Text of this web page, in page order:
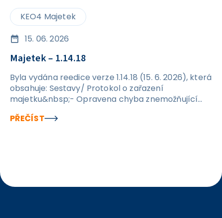
kontroly na formuláři JMHZ v případech, kdy
nejsou vyplněny údaje OIČ a ID PPV. Po opravě by
již nic nemělo bránit jejich ručnímu vyplnění přímo
v hlášení.
KEO4 Majetek
15. 06. 2026
Majetek – 1.14.18
Byla vydána reedice verze 1.14.18 (15. 6. 2026), která
obsahuje: Sestavy/ Protokol o zařazení
majetku&nbsp;- Opravena chyba znemožňující
Transfery / Detail – AU 403 - Odstraněn problém s
PŘEČÍST